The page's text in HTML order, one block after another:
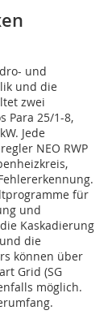
und
und die
zwei
Para 25/1-8,
Jede
NEO RWP
für
und
Kaskadierung
die
können über
Grid (SG
möglich.